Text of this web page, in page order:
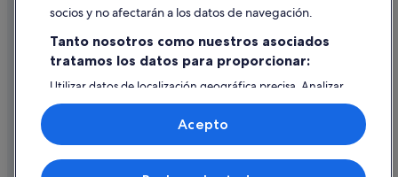
Hoteles con gimnasio en Distrito Centro de Madrid
Hoteles ecológicos en Madrid
Aspasios Apartments hoteles en Madrid
Hoteles de 3 estrellas en Madrid
Cabañas en Madrid
Hoteles con restaurante en Madrid
Cancelar una reserva de hotel o de un alquiler vacacional
Utilizar un cupón de Expedia
Documentos para viajes internacionales
© 2026 Expedia, Inc., una empresa de Expedia Group. Todos los
socios y no afectarán a los datos de navegación.
Tanto nosotros como nuestros asociados
tratamos los datos para proporcionar:
Utilizar datos de localización geográfica precisa. Analizar
activamente las características del dispositivo para su
identificación. Almacenar la información en un dispositivo
y/o acceder a ella. Publicidad y contenido personalizados,
medición de publicidad y contenido, investigación de
audiencia y desarrollo de servicios.
Acepto